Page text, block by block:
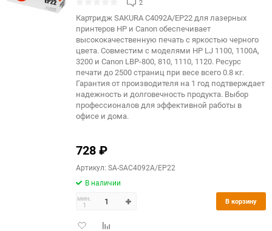
2
Картридж SAKURA C4092A/EP22 для лазерных
принтеров HP и Canon обеспечивает
высококачественную печать с яркостью черного
цвета. Совместим с моделями HP LJ 1100, 1100A,
3200 и Canon LBP-800, 810, 1110, 1120. Ресурс
печати до 2500 страниц при весе всего 0.8 кг.
Гарантия от производителя на 1 год подтверждает
надежность и долговечность продукта. Выбор
профессионалов для эффективной работы в
офисе и дома.
728₽
Артикул: SA-SAC4092A/EP22
В наличии
мин.
1
ДобавитьДобавить
В корзину